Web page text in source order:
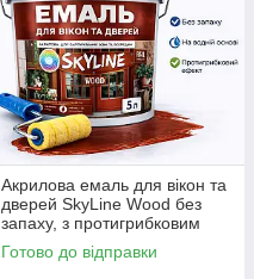
Акрилова емаль для вікон та
дверей SkyLine Wood без
запаху, з протигрибковим
ефектом, червоно-
коричнева, 5 л
Готово до відправки